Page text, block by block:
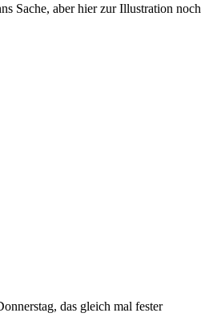
Sache, aber hier zur Illustration noch
das gleich mal fester